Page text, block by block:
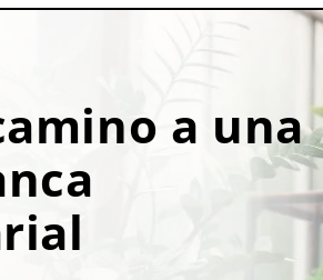
a una